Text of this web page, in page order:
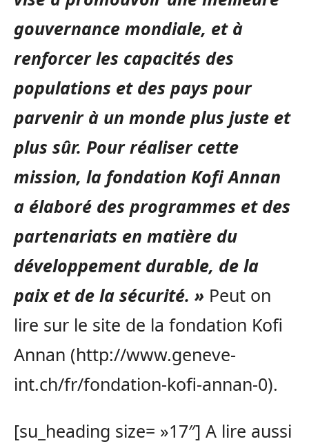
gouvernance mondiale, et à
renforcer les capacités des
populations et des pays pour
parvenir à un monde plus juste et
plus sûr. Pour réaliser cette
mission, la fondation Kofi Annan
a élaboré des programmes et des
partenariats en matière du
développement durable, de la
paix et de la sécurité. » Peut on
lire sur le site de la fondation Kofi
Annan (http://www.geneve-
int.ch/fr/fondation-kofi-annan-0).
[su_heading size= »17″] A lire aussi